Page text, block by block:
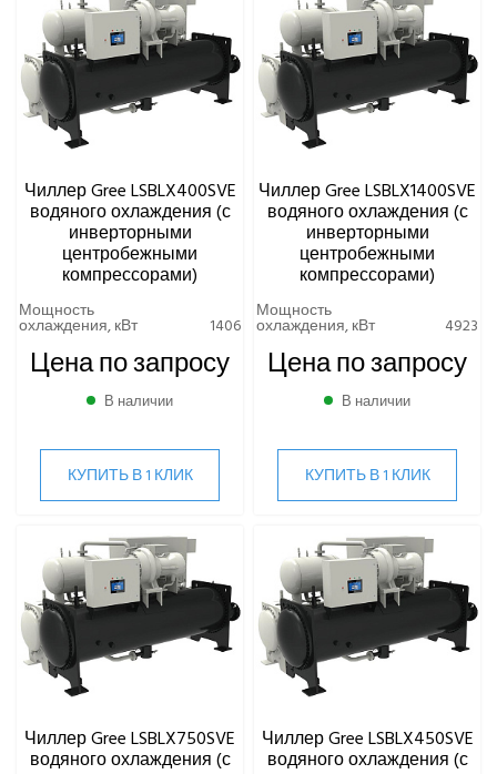
Чиллер Gree LSBLX400SVE
водяного охлаждения (с
инверторными
центробежными
компрессорами)
Мощность
охлаждения, кВт 1406
Цена по запросу
В наличии
КУПИТЬ В 1 КЛИК
Чиллер Gree LSBLX1400SVE
водяного охлаждения (с
инверторными
центробежными
компрессорами)
Мощность
охлаждения, кВт 4923
Цена по запросу
В наличии
КУПИТЬ В 1 КЛИК
Чиллер Gree LSBLX750SVE
водяного охлаждения (с
Чиллер Gree LSBLX450SVE
водяного охлаждения (с